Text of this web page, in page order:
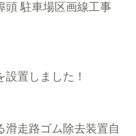
頭 駐車場区画線工事
設置しました！
滑走路ゴム除去装置自